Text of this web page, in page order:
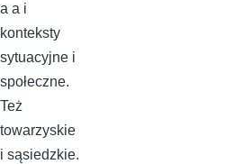
a a i
konteksty
sytuacyjne i
społeczne.
Też
towarzyskie
i sąsiedzkie.